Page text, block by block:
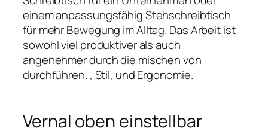
einem anpassungsfähig Stehschreibtisch
für mehr Bewegung im Alltag. Das Arbeit ist
sowohl viel produktiver als auch
angenehmer durch die mischen von
durchführen. , Stil, und Ergonomie.
Vernal oben einstellbar